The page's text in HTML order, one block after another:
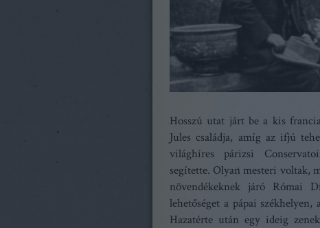
Hosszú utat járt be a kis
Jules családja, amíg az ifjú
világhíres párizsi
segítette. Olyan mesteri voltak,
növendékeknek járó Római
lehetőséget a pápai
Hazatérte után egy ideig